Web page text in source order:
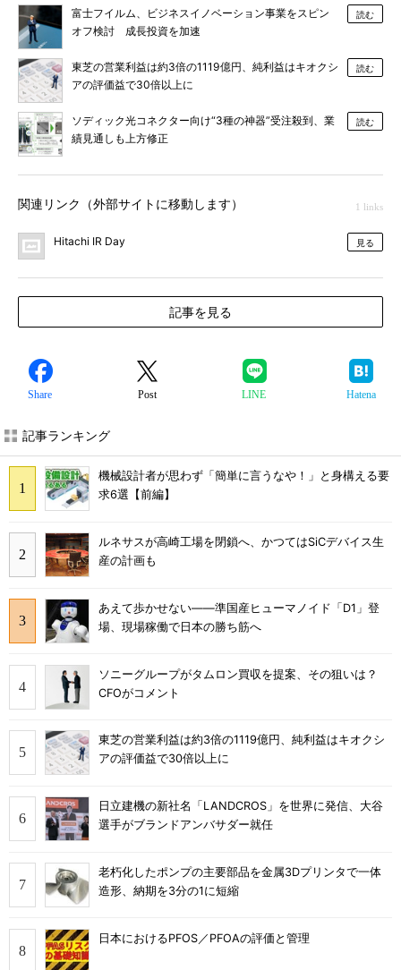
富士フイルム、ビジネスイノベーション事業をスピン
オフ検討 成長投資を加速
読む
東芝の営業利益は約3倍の1119億円、純利益はキオクシ
アの評価益で30倍以上に
読む
ソディック光コネクター向け“3種の神器”受注殺到、業
績見通しも上方修正
読む
関連リンク（外部サイトに移動します） 1 links
Hitachi IR Day 見る
記事を見る
Share Post LINE Hatena
記事ランキング
機械設計者が思わず「簡単に言うなや！」と身構える要
求6選【前編】
ルネサスが高崎工場を閉鎖へ、かつてはSiCデバイス生
産の計画も
あえて歩かせない――準国産ヒューマノイド「D1」登
場、現場稼働で日本の勝ち筋へ
ソニーグループがタムロン買収を提案、その狙いは？
CFOがコメント
東芝の営業利益は約3倍の1119億円、純利益はキオクシ
アの評価益で30倍以上に
日立建機の新社名「LANDCROS」を世界に発信、大谷
選手がブランドアンバサダー就任
老朽化したポンプの主要部品を金属3Dプリンタで一体
造形、納期を3分の1に短縮
日本におけるPFOS／PFOAの評価と管理